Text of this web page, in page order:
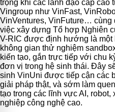
trọng khi các lãnh đạo cấp cao
Vingroup như VinFast,
VinVentures, VinFuture… cùng
việc xây dựng Tổ hợp Nghiên
V-RIC được định hướng là một
không gian thử nghiệm
kiến tạo, gắn trực tiếp với chu
đơn vị trong hệ sinh thái. Đây
sinh VinUni được tiếp cận các
giải pháp thật, và sớm làm
tạo trong các lĩnh vực AI,
nghiệp công nghệ cao.